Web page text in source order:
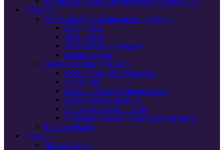
Výsledky
Medzinárodný maratón mieru · výsledky
2015 – 2025
1989 – 2014
Vyhľadávanie výsledkov
Galéria víťazov
Ďalšie podujatia · výsledky
Košice Peace Half Marathon
Velvet Run
Košice – Miskolc Ultramarathon
MMM Winter Challenge
Polmaratón Košice – Seňa
Východoslovenská veľká cena vytrvalcov
Traťové rekordy
Projekty
Bež so srdcom